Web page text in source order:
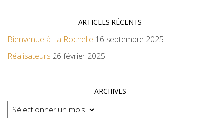
ARTICLES RÉCENTS
Bienvenue à La Rochelle 16 septembre 2025
Réalisateurs 26 février 2025
ARCHIVES
Archives